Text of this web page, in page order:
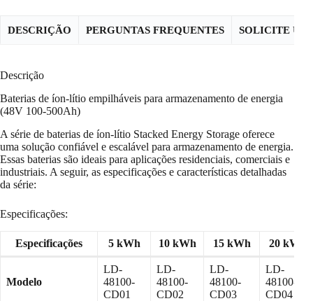
DESCRIÇÃO PERGUNTAS FREQUENTES SOLICITE UM
Descrição
Baterias de íon-lítio empilháveis para armazenamento de energia
(48V 100-500Ah)
A série de baterias de íon-lítio Stacked Energy Storage oferece
uma solução confiável e escalável para armazenamento de energia.
Essas baterias são ideais para aplicações residenciais, comerciais e
industriais. A seguir, as especificações e características detalhadas
da série:
Especificações:
Especificações 5 kWh 10 kWh 15 kWh 20 kWh
Modelo
LD-
48100-
CD01
LD-
48100-
CD02
LD-
48100-
CD03
LD-
48100-
CD04